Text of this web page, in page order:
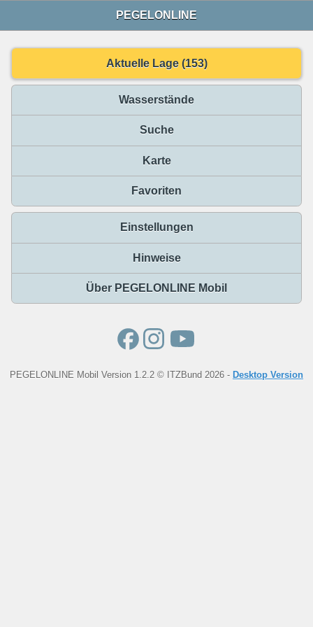
PEGELONLINE
Aktuelle Lage (153)
Wasserstände
Suche
Karte
Favoriten
Einstellungen
Hinweise
Über PEGELONLINE Mobil
PEGELONLINE Mobil Version 1.2.2 © ITZBund 2026 - Desktop Version